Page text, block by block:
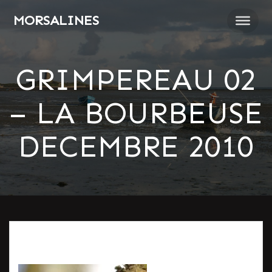
MORSALINES
GRIMPEREAU 02
– LA BOURBEUSE
DECEMBRE 2010